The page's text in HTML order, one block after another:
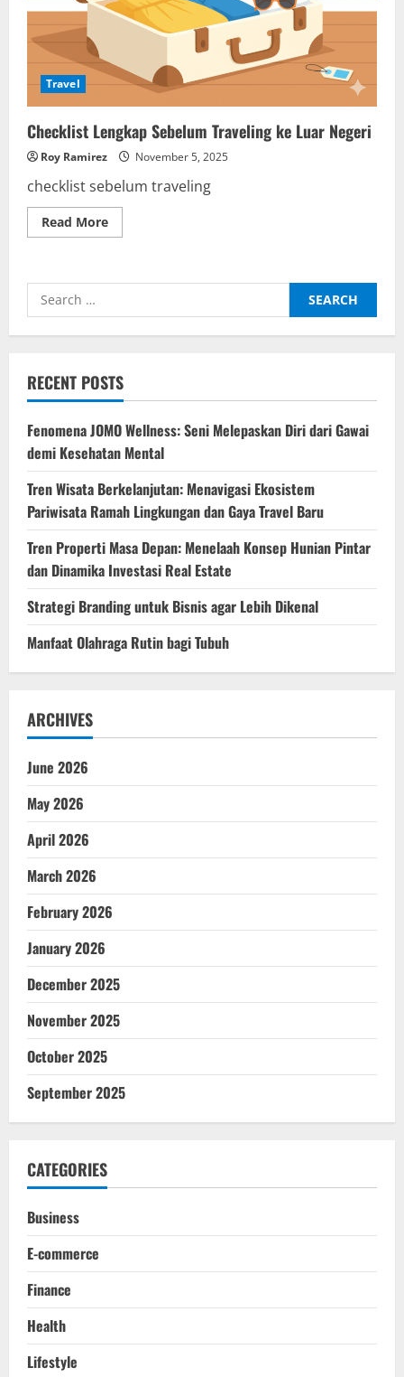
Travel
Checklist Lengkap Sebelum Traveling ke Luar Negeri
Roy Ramirez November 5, 2025
checklist sebelum traveling
Read MoreRead
more
Sebelum
Luar
Negeri
Search
for:
RECENT POSTS
Fenomena JOMO Wellness: Seni Melepaskan Diri dari Gawai
demi Kesehatan Mental
Tren Wisata Berkelanjutan: Menavigasi Ekosistem
Pariwisata Ramah Lingkungan dan Gaya Travel Baru
Tren Properti Masa Depan: Menelaah Konsep Hunian Pintar
dan Dinamika Investasi Real Estate
Strategi Branding untuk Bisnis agar Lebih Dikenal
Manfaat Olahraga Rutin bagi Tubuh
ARCHIVES
June 2026
May 2026
April 2026
March 2026
February 2026
January 2026
December 2025
November 2025
October 2025
September 2025
CATEGORIES
Business
E-commerce
Finance
Health
Lifestyle